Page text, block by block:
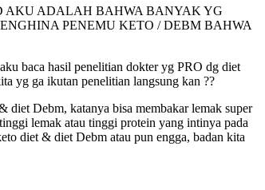
AKU ADALAH BAHWA BANYAK YG
PENEMU KETO / DEBM BAHWA
baca hasil penelitian dokter yg PRO dg diet
yg ga ikutan penelitian langsung kan ??
Debm, katanya bisa membakar lemak super
lemak atau tinggi protein yang intinya pada
diet & diet Debm atau pun engga, badan kita